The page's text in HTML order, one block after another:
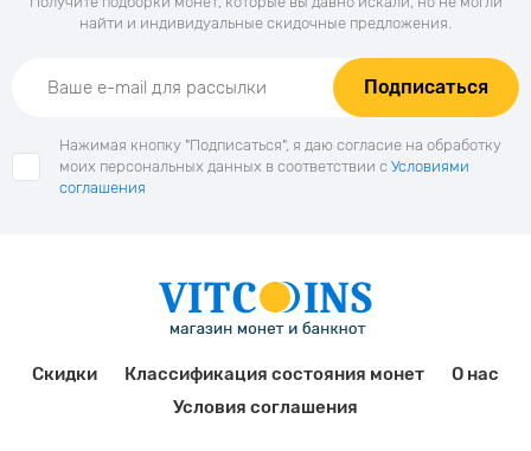
найти и индивидуальные скидочные предложения.
Подписаться
Нажимая кнопку "Подписаться", я даю согласие на обработку
моих персональных данных в соответствии с Условиями
соглашения
Скидки Классификация состояния монет
О нас
Условия соглашения